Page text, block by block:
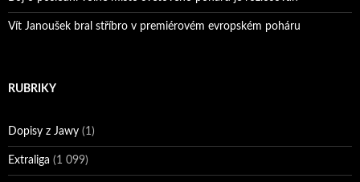
Vít Janoušek bral stříbro v premiérovém evropském poháru
RUBRIKY
Dopisy z Jawy (1)
Extraliga (1 099)